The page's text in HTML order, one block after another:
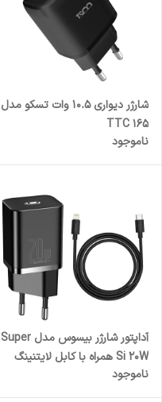
شارژر دیواری 10.5 وات تسکو مدل
TTC 165
ناموجود
آداپتور شارژر بیسوس مدل Super
Si 20W همراه با کابل لایتنینگ
ناموجود